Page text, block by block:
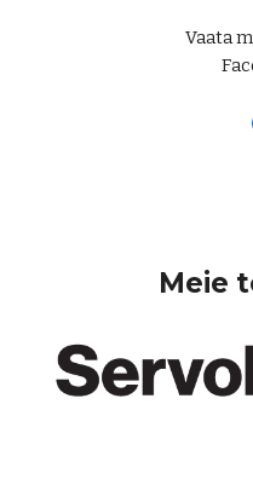
Vaata
Meie